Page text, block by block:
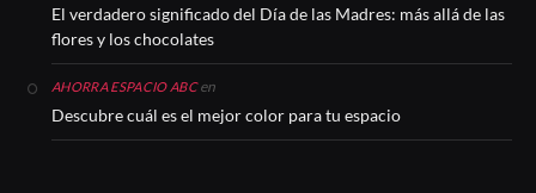
El verdadero significado del Día de las Madres: más allá de las
flores y los chocolates
AHORRA ESPACIO ABCen
Descubre cuál es el mejor color para tu espacio